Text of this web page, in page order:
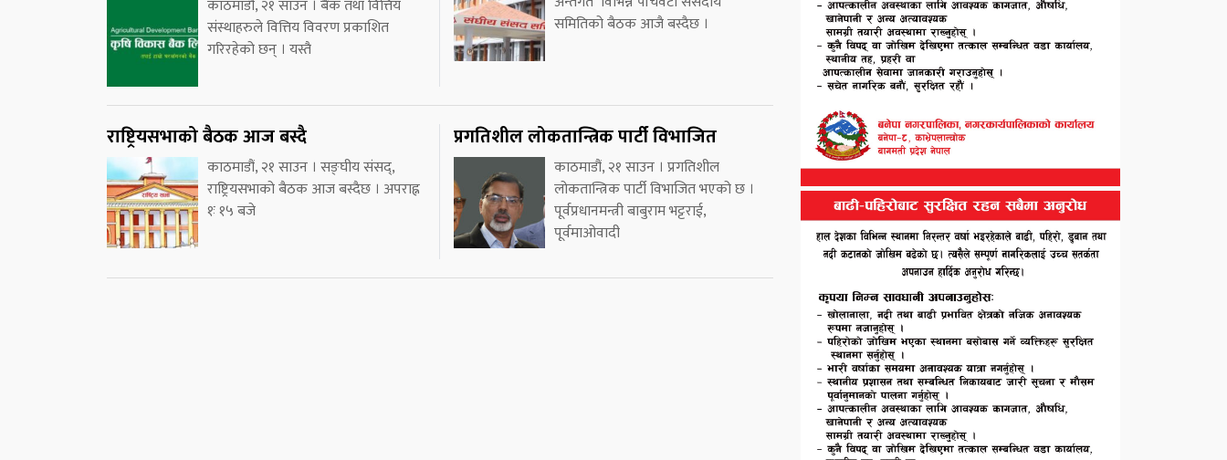
काठमाडौं, २१ साउन । बैंक तथा वित्तिय
संस्थाहरुले वित्तिय विवरण प्रकाशित
गरिरहेको छन् । यस्तै
समितिको बैठक आजै बस्दैछ ।
राष्ट्रियसभाको बैठक आज बस्दै
काठमाडौं, २१ साउन । सङ्घीय संसद्,
राष्ट्रियसभाको बैठक आज बस्दैछ । अपराह्न
१ः १५ बजे
प्रगतिशील लोकतान्त्रिक पार्टी विभाजित
काठमाडौं, २१ साउन । प्रगतिशील
लोकतान्त्रिक पार्टी विभाजित भएको छ ।
पूर्वप्रधानमन्त्री बाबुराम भट्टराई,
पूर्वमाओवादी